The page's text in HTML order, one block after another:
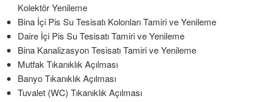
Kolektör Yenileme
Bina İçi Pis Su Tesisatı Kolonları Tamiri ve Yenileme
Daire İçi Pis Su Tesisatı Tamiri ve Yenileme
Bina Kanalizasyon Tesisatı Tamiri ve Yenileme
Mutfak Tıkanıklık Açılması
Banyo Tıkanıklık Açılması
Tuvalet (WC) Tıkanıklık Açılması